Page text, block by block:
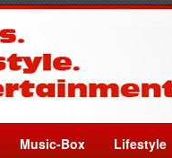
Music-Box Lifestyle